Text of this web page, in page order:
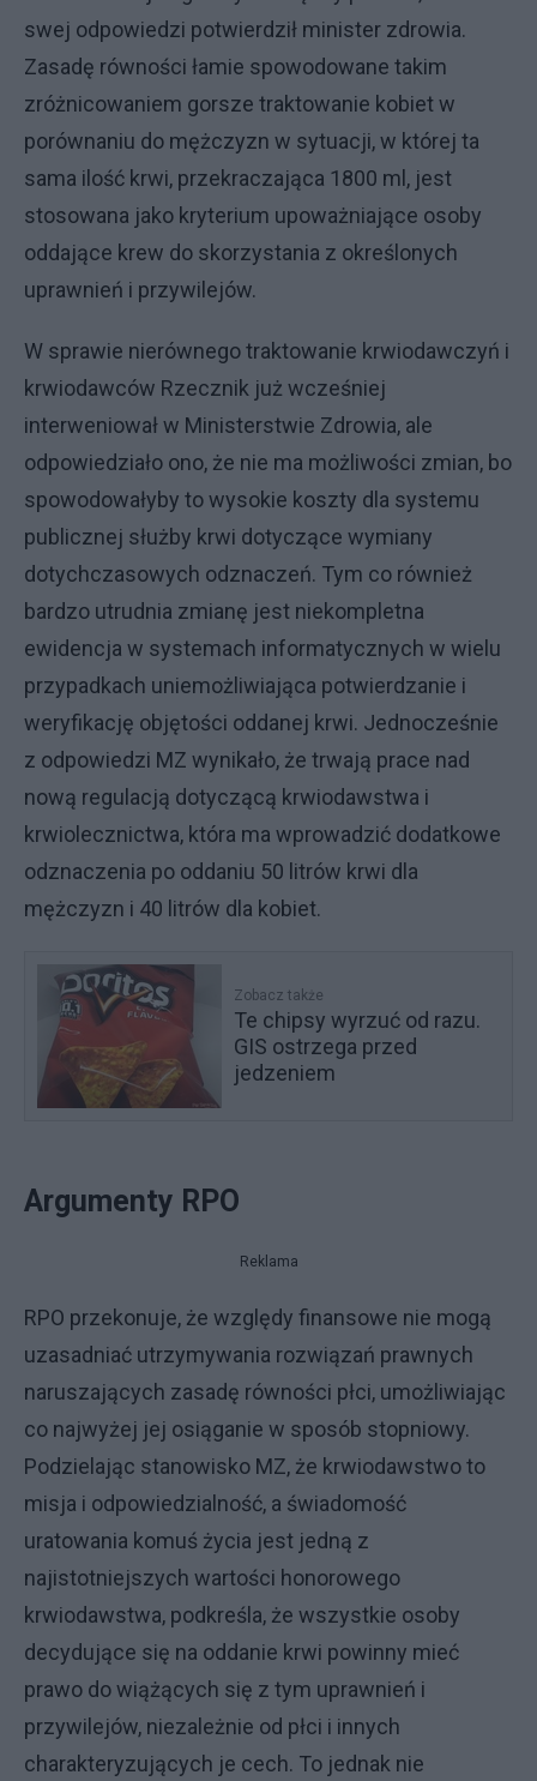
swej odpowiedzi potwierdził minister zdrowia.
Zasadę równości łamie spowodowane takim
zróżnicowaniem gorsze traktowanie kobiet w
porównaniu do mężczyzn w sytuacji, w której ta
sama ilość krwi, przekraczająca 1800 ml, jest
stosowana jako kryterium upoważniające osoby
oddające krew do skorzystania z określonych
uprawnień i przywilejów.
W sprawie nierównego traktowanie krwiodawczyń i
krwiodawców Rzecznik już wcześniej
interweniował w Ministerstwie Zdrowia, ale
odpowiedziało ono, że nie ma możliwości zmian, bo
spowodowałyby to wysokie koszty dla systemu
publicznej służby krwi dotyczące wymiany
dotychczasowych odznaczeń. Tym co również
bardzo utrudnia zmianę jest niekompletna
ewidencja w systemach informatycznych w wielu
przypadkach uniemożliwiająca potwierdzanie i
weryfikację objętości oddanej krwi. Jednocześnie
z odpowiedzi MZ wynikało, że trwają prace nad
nową regulacją dotyczącą krwiodawstwa i
krwiolecznictwa, która ma wprowadzić dodatkowe
odznaczenia po oddaniu 50 litrów krwi dla
mężczyzn i 40 litrów dla kobiet.
Zobacz także
Te chipsy wyrzuć od razu.
GIS ostrzega przed
jedzeniem
Argumenty RPO
Reklama
RPO przekonuje, że względy finansowe nie mogą
uzasadniać utrzymywania rozwiązań prawnych
naruszających zasadę równości płci, umożliwiając
co najwyżej jej osiąganie w sposób stopniowy.
Podzielając stanowisko MZ, że krwiodawstwo to
misja i odpowiedzialność, a świadomość
uratowania komuś życia jest jedną z
najistotniejszych wartości honorowego
krwiodawstwa, podkreśla, że wszystkie osoby
decydujące się na oddanie krwi powinny mieć
prawo do wiążących się z tym uprawnień i
przywilejów, niezależnie od płci i innych
charakteryzujących je cech. To jednak nie